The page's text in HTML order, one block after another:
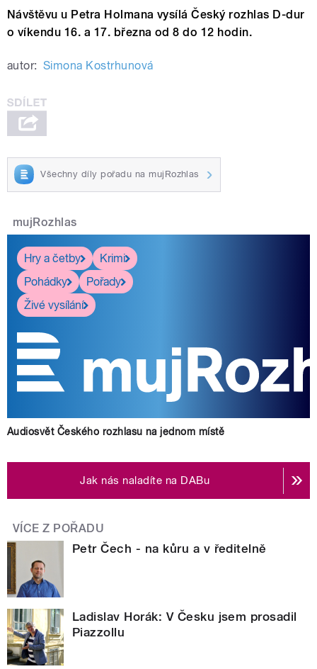
Návštěvu u Petra Holmana vysílá Český rozhlas D-dur
o víkendu 16. a 17. března od 8 do 12 hodin.
autor: Simona Kostrhunová
Všechny díly pořadu na mujRozhlas
mujRozhlas
Hry a četby
Krimi
Pohádky
Pořady
Živé vysílání
Audiosvět Českého rozhlasu na jednom místě
Jak nás naladíte na DABu
VÍCE Z POŘADU
Petr Čech - na kůru a v ředitelně
Ladislav Horák: V Česku jsem prosadil
Piazzollu